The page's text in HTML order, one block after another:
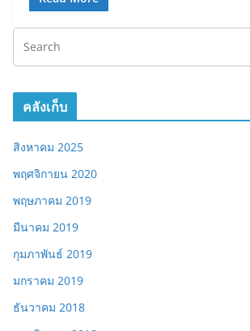
คลังเก็บ
สิงหาคม 2025
พฤศจิกายน 2020
พฤษภาคม 2019
มีนาคม 2019
กุมภาพันธ์ 2019
มกราคม 2019
ธันวาคม 2018